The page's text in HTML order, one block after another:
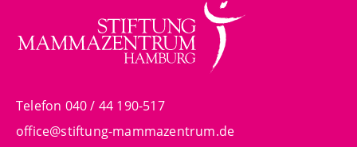
Telefon 040 / 44 190-517
office@stiftung-mammazentrum.de